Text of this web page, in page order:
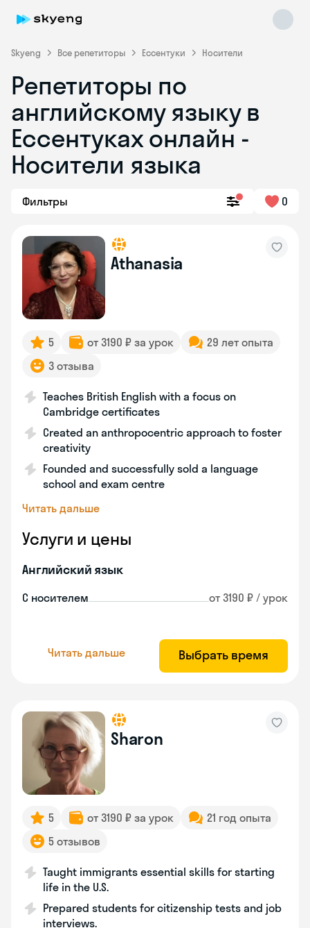
Skyeng Все репетиторы Ессентуки Носители
Репетиторы по
английскому языку в
Ессентуках онлайн -
Носители языка
Фильтры 0
Athanasia
5 от 3190 ₽ за урок
29 лет опыта
3 отзыва
Teaches British English with a focus on
Cambridge certificates
Created an anthropocentric approach to foster
creativity
Founded and successfully sold a language
school and exam centre
Читать дальше
Услуги и цены
Английский язык
С носителем от 3190 ₽ / урок
Читать дальше Выбрать время
Sharon
5 от 3190 ₽ за урок
21 год опыта
5 отзывов
Taught immigrants essential skills for starting
life in the U.S.
Prepared students for citizenship tests and job
interviews.